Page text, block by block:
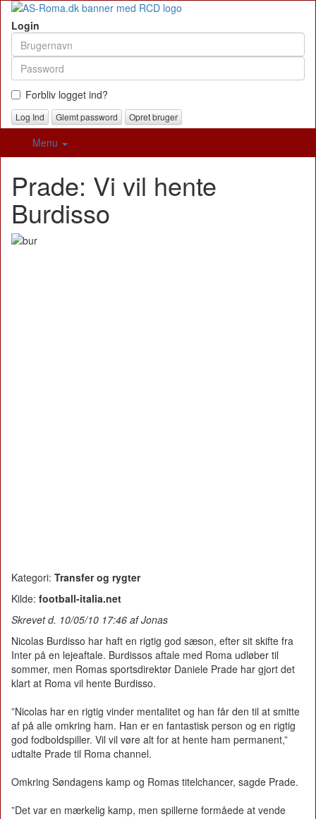
Login
Forbliv logget ind?
Glemt password Opret bruger
Menu
Prade: Vi vil hente
Burdisso
Kategori: Transfer og rygter
Kilde: football-italia.net
Skrevet d. 10/05/10 17:46 af Jonas
Nicolas Burdisso har haft en rigtig god sæson, efter sit skifte fra
Inter på en lejeaftale. Burdissos aftale med Roma udløber til
sommer, men Romas sportsdirektør Daniele Prade har gjort det
klart at Roma vil hente Burdisso.
”Nicolas har en rigtig vinder mentalitet og han får den til at smitte
af på alle omkring ham. Han er en fantastisk person og en rigtig
god fodboldspiller. Vil vil vøre alt for at hente ham permanent,”
udtalte Prade til Roma channel.
Omkring Søndagens kamp og Romas titelchancer, sagde Prade.
”Det var en mærkelig kamp, men spillerne formåede at vende